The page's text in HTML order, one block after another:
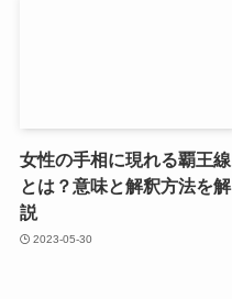
女性の手相に現れる覇王線
とは？意味と解釈方法を解
説
2023-05-30